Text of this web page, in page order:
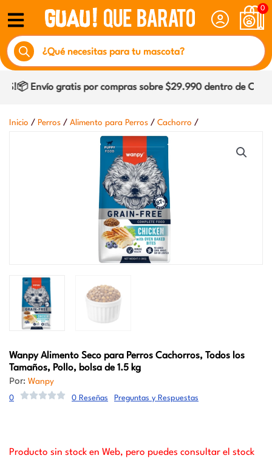
contenido
0
Búsqueda
de
productos
Envío gratis por compras sobre $29.990 dentro de
Inicio / Perros / Alimento para Perros / Cachorro /
WanpyAlimento Seco para Perros Cachorros, Todos los
Tamaños, Pollo, bolsa de 1.5 kg
Por: Wanpy
0 0 Reseñas Preguntas y Respuestas
Producto sin stock en Web, pero puedes consultar el stock